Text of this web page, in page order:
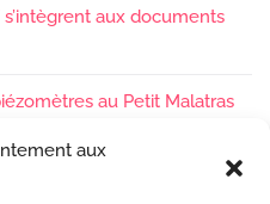
aux
aux documents
au Petit Malatras
en équipe !